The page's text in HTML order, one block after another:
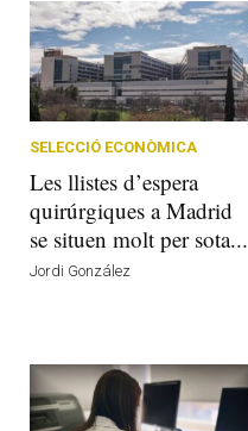
SELECCIÓ ECONÒMICA
Les llistes d’espera
quirúrgiques a Madrid
se situen molt per sota...
Jordi González